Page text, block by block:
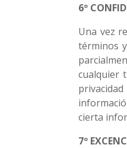
6º
Una vez
términos
cualquier
cierta
7º